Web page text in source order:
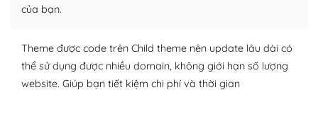
lập website của mình.
WordPress đa dạng plugin và themes
– Dễ sử dụng
của bạn.
Theme được code trên Child theme nên update lâu dài có
thể sử dụng được nhiều domain, không giới hạn số lượng
website. Giúp bạn tiết kiệm chi phí và thời gian